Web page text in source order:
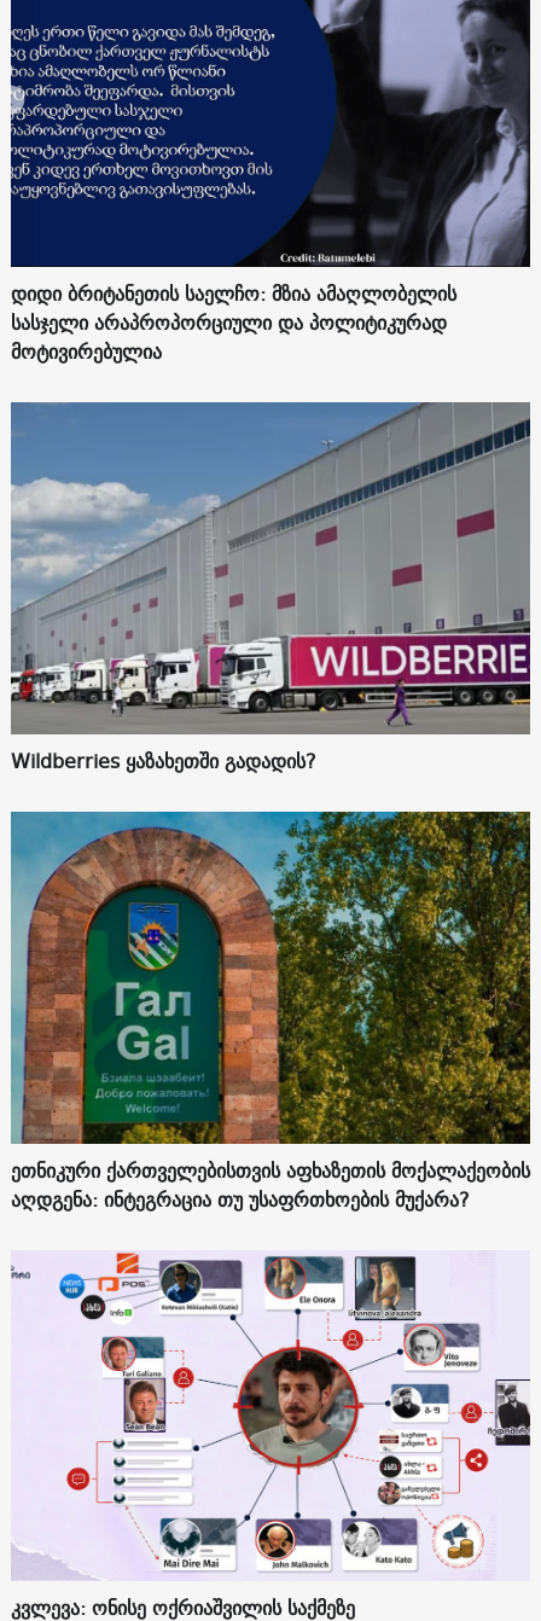
დიდი ბრიტანეთის საელჩო: მზია ამაღლობელის
სასჯელი არაპროპორციული და პოლიტიკურად
მოტივირებულია
Wildberries ყაზახეთში გადადის?
ეთნიკური ქართველებისთვის აფხაზეთის მოქალაქეობის
აღდგენა: ინტეგრაცია თუ უსაფრთხოების მუქარა?
კვლევა: ონისე ოქრიაშვილის საქმეზე